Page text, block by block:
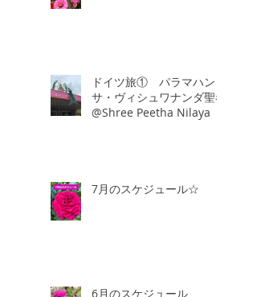
ドイツ旅① パラマハン
サ・ヴィシュワナンダ聖者
@Shree Peetha Nilaya
7月のスケジュール☆
6月のスケジュール